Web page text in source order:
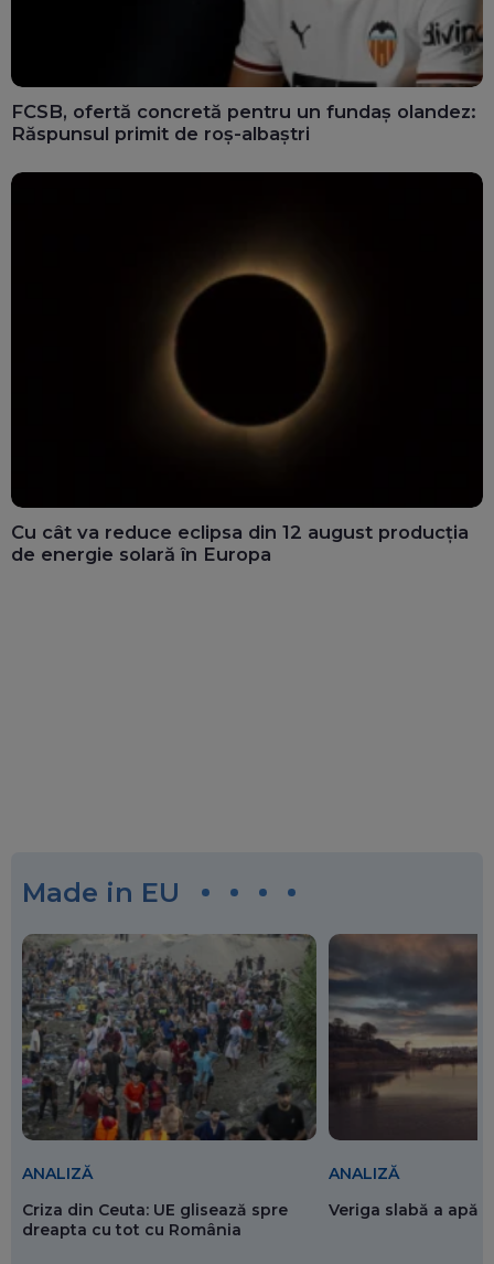
FCSB, ofertă concretă pentru un fundaș olandez:
Răspunsul primit de roș-albaștri
Cu cât va reduce eclipsa din 12 august producția
de energie solară în Europa
Made in EU
ANALIZĂ
Criza din Ceuta: UE glisează spre
dreapta cu tot cu România
ANALIZĂ
Veriga slabă a